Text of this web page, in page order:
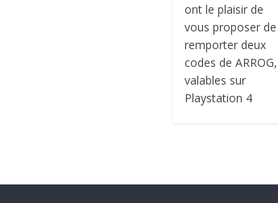
ont le plaisir de
vous proposer de
remporter deux
codes de ARROG,
valables sur
Playstation 4